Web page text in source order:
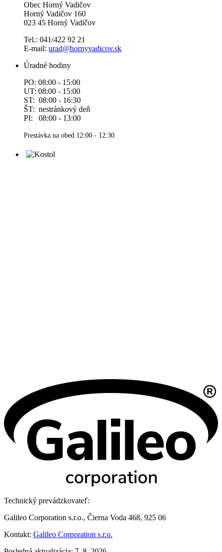
Obec Horný Vadičov
Horný Vadičov 160
023 45 Horný Vadičov
Tel.: 041/422 92 21
E-mail: urad@hornyvadicov.sk
Úradné hodiny
PO: 08:00 - 15:00
UT: 08:00 - 15:00
ST: 08:00 - 16:30
ŠT: nestránkový deň
PI: 08:00 - 13:00
Prestávka na obed 12:00 - 12:30
Technický prevádzkovateľ:
Galileo Corporation s.r.o., Čierna Voda 468, 925 06
Kontakt: Galileo Corporation s.r.o.